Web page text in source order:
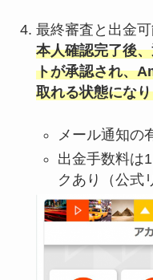
最終審査と出金
本人確認完了後
トが承認され、
取れる状態にな
メール通知の
出金手数料は
クあり（公式